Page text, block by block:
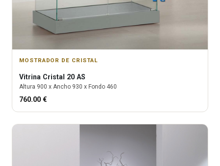
MOSTRADOR DE CRISTAL
Vitrina Cristal 20 AS
Altura 900 x Ancho 930 x Fondo 460
760.00 €